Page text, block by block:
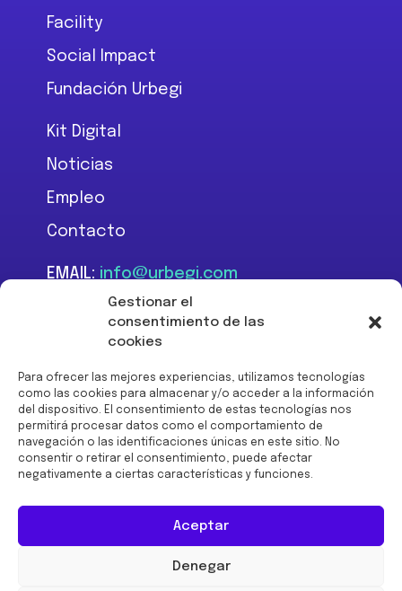
Gestionar el
consentimiento de las
cookies
Para ofrecer las mejores experiencias, utilizamos tecnologías
como las cookies para almacenar y/o acceder a la información
del dispositivo. El consentimiento de estas tecnologías nos
permitirá procesar datos como el comportamiento de
navegación o las identificaciones únicas en este sitio. No
consentir o retirar el consentimiento, puede afectar
negativamente a ciertas características y funciones.
Aceptar
Denegar
Facility
Social Impact
Fundación Urbegi
Kit Digital
Noticias
Empleo
Contacto
EMAIL: info@urbegi.com
+34 946 801 934
Financiado por la Unión
Europea -
NextGenerationEU: